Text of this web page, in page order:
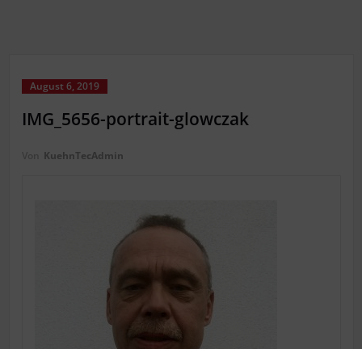
August 6, 2019
IMG_5656-portrait-glowczak
KuehnTecAdmin